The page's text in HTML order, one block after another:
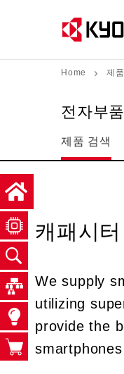
移
動
Home 제
전자부품
제품 검색
캐패시터
We supply
utilizing
provide the